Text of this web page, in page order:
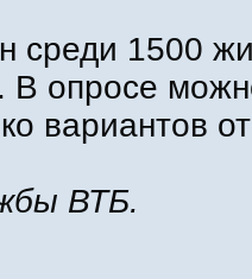
среди 1500
В опросе
вариантов
ВТБ.